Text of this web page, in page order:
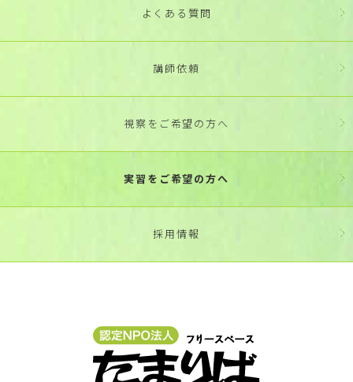
よくある質問
講師依頼
視察をご希望の方へ
実習をご希望の方へ
採用情報